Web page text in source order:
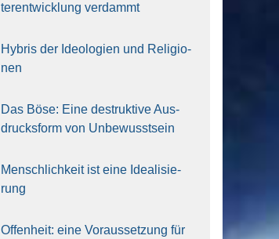
ter­ent­wick­lung ver­dammt
Hybris der Ideo­lo­gien und Reli­gio­
nen
Das Böse: Eine destruk­ti­ve Aus­
drucks­form von Unbe­wusst­sein
Mensch­lich­keit ist eine Idea­li­sie­
rung
Offen­heit: eine Vor­aus­set­zung für